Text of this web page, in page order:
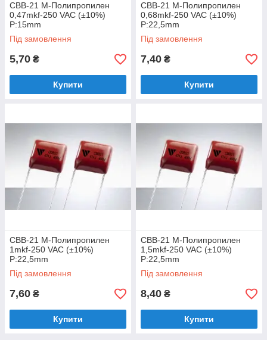
CBB-21 M-Полипропилен
0,47mkf-250 VAC (±10%)
P:15mm
Під замовлення
5,70 ₴
Купити
CBB-21 M-Полипропилен
0,68mkf-250 VAC (±10%)
P:22,5mm
Під замовлення
7,40 ₴
Купити
CBB-21 M-Полипропилен
1mkf-250 VAC (±10%)
P:22,5mm
Під замовлення
7,60 ₴
Купити
CBB-21 M-Полипропилен
1,5mkf-250 VAC (±10%)
P:22,5mm
Під замовлення
8,40 ₴
Купити